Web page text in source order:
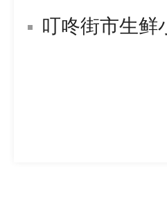
叮咚街市生鲜